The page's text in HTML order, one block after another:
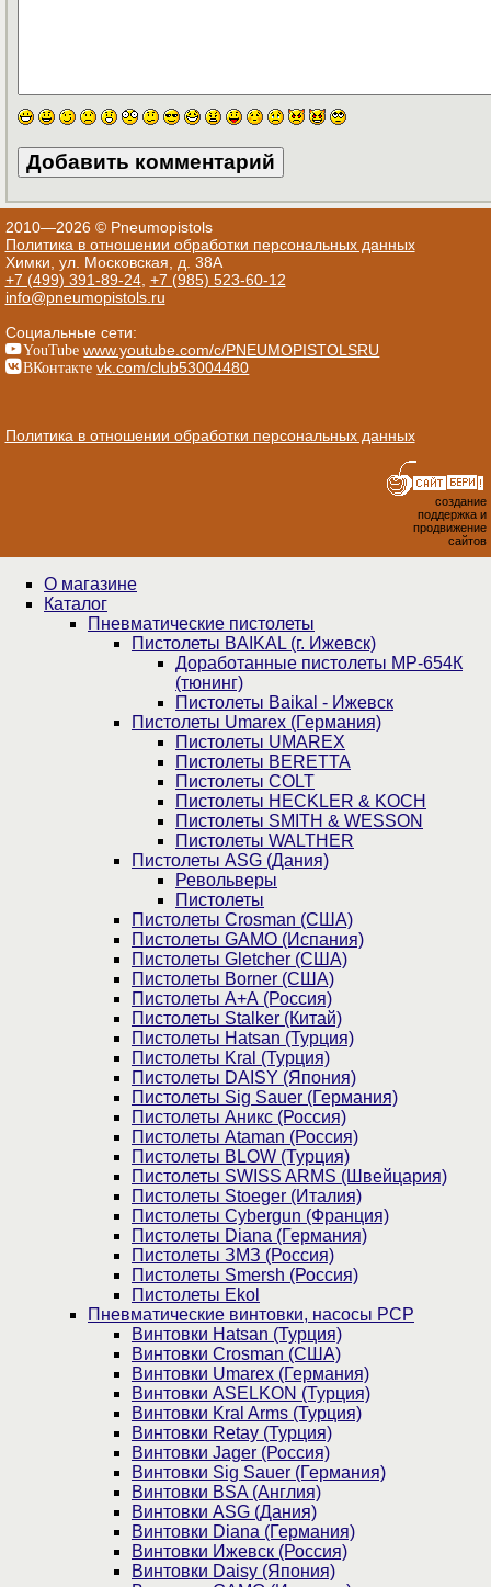
2010—2026 © Pneumopistols
Политика в отношении обработки персональных данных
Химки, ул. Московская, д. 38А
+7 (499) 391-89-24, +7 (985) 523-60-12
info@pneumopistols.ru
Социальные сети:
YouTube www.youtube.com/c/PNEUMOPISTOLSRU
ВКонтакте vk.com/club53004480
Политика в отношении обработки персональных данных
создание
поддержка и
продвижение
сайтов
О магазине
Каталог
Пнев­ма­ти­чес­кие пистолеты
Пистолеты BAIKAL (г. Ижевск)
Доработанные пистолеты МР-654К
(тюнинг)
Пистолеты Baikal - Ижевск
Пистолеты Umarex (Германия)
Пистолеты UMAREX
Пистолеты BERETTA
Пистолеты COLT
Пистолеты HECKLER & KOCH
Пистолеты SMITH & WESSON
Пистолеты WALTHER
Пистолеты ASG (Дания)
Револьверы
Пистолеты
Пистолеты Crosman (США)
Пистолеты GAMO (Испания)
Пистолеты Gletcher (США)
Пистолеты Borner (США)
Пистолеты А+А (Россия)
Пистолеты Stalker (Китай)
Пистолеты Hatsan (Турция)
Пистолеты Kral (Турция)
Пистолеты DAISY (Япония)
Пистолеты Sig Sauer (Германия)
Пистолеты Аникс (Россия)
Пистолеты Ataman (Россия)
Пистолеты BLOW (Турция)
Пистолеты SWISS ARMS (Швейцария)
Пистолеты Stoeger (Италия)
Пистолеты Cybergun (Франция)
Пистолеты Diana (Германия)
Пистолеты ЗМЗ (Россия)
Пистолеты Smersh (Россия)
Пистолеты Ekol
Пневматические винтовки, насосы PCP
Винтовки Hatsan (Турция)
Винтовки Crosman (США)
Винтовки Umarex (Германия)
Винтовки ASELKON (Турция)
Винтовки Kral Arms (Турция)
Винтовки Retay (Турция)
Винтовки Jager (Россия)
Винтовки Sig Sauer (Германия)
Винтовки BSA (Англия)
Винтовки ASG (Дания)
Винтовки Diana (Германия)
Винтовки Ижевск (Россия)
Винтовки Daisy (Япония)